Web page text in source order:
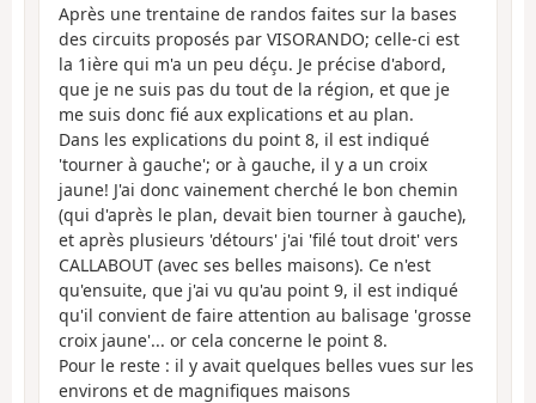
Après une trentaine de randos faites sur la bases
des circuits proposés par VISORANDO; celle-ci est
la 1ière qui m'a un peu déçu. Je précise d'abord,
que je ne suis pas du tout de la région, et que je
me suis donc fié aux explications et au plan.
Dans les explications du point 8, il est indiqué
'tourner à gauche'; or à gauche, il y a un croix
jaune! J'ai donc vainement cherché le bon chemin
(qui d'après le plan, devait bien tourner à gauche),
et après plusieurs 'détours' j'ai 'filé tout droit' vers
CALLABOUT (avec ses belles maisons). Ce n'est
qu'ensuite, que j'ai vu qu'au point 9, il est indiqué
qu'il convient de faire attention au balisage 'grosse
croix jaune'... or cela concerne le point 8.
Pour le reste : il y avait quelques belles vues sur les
environs et de magnifiques maisons